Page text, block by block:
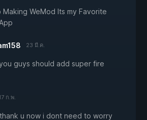
Making WeMod Its my Favorite
23 มี.ค.
guys should add super fire
ก.พ.
u now i dont need to worry